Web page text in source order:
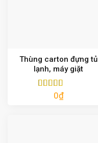
Thùng carton đựng tủ
lạnh, máy giặt
Được xếp
0₫